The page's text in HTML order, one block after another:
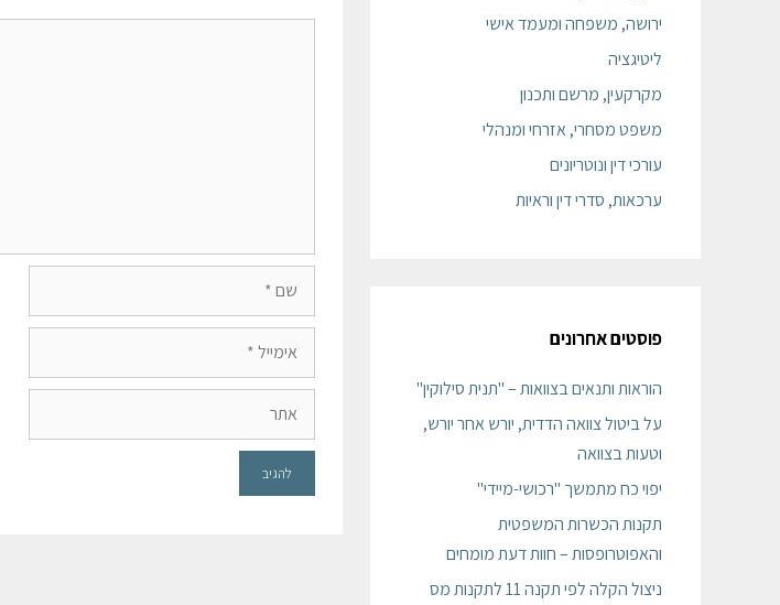
ירושה, משפחה ומעמד אישי
ליטיגציה
מקרקעין, מרשם ותכנון
משפט מסחרי, אזרחי ומנהלי
עורכי דין ונוטריונים
ערכאות, סדרי דין וראיות
פוסטים אחרונים
הוראות ותנאים בצוואות – "תנית סילוקין"
על ביטול צוואה הדדית, יורש אחר יורש,
וטעות בצוואה
יפוי כח מתמשך "רכושי-מיידי"
תקנות הכשרות המשפטית
והאפוטרופסות – חוות דעת מומחים
ניצול הקלה לפי תקנה 11 לתקנות מס